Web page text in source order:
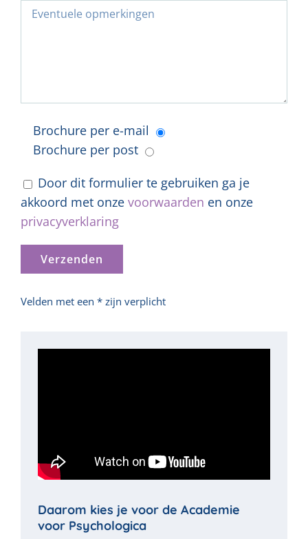
Brochure per e-mail
Brochure per post
Door dit formulier te gebruiken ga je
akkoord met onze voorwaarden en onze
privacyverklaring
Velden met een * zijn verplicht
Daarom kies je voor de Academie
voor Psychologica